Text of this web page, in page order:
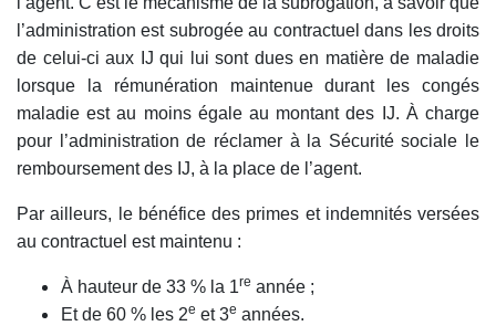
l’administration est subrogée au contractuel dans les droits
de celui-ci aux IJ qui lui sont dues en matière de maladie
lorsque la rémunération maintenue durant les congés
maladie est au moins égale au montant des IJ. À charge
pour l’administration de réclamer à la Sécurité sociale le
remboursement des IJ, à la place de l’agent.
Par ailleurs, le bénéfice des primes et indemnités versées
au contractuel est maintenu :
À hauteur de 33 % la 1re année ;
Et de 60 % les 2e et 3e années.